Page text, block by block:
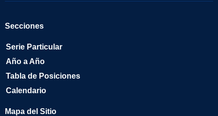
Secciones
Serie Particular
Año a Año
Tabla de Posiciones
Calendario
Mapa del Sitio